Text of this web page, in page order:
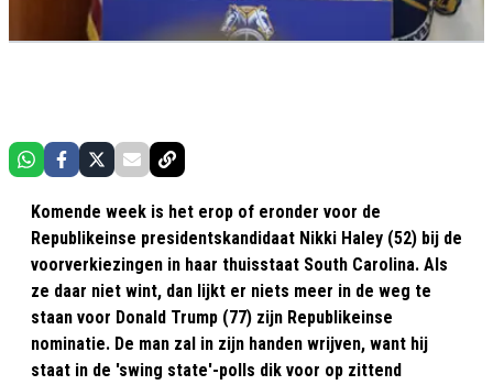
Komende week is het erop of eronder voor de
Republikeinse presidentskandidaat Nikki Haley (52) bij de
voorverkiezingen in haar thuisstaat South Carolina. Als
ze daar niet wint, dan lijkt er niets meer in de weg te
staan voor Donald Trump (77) zijn Republikeinse
nominatie. De man zal in zijn handen wrijven, want hij
staat in de 'swing state'-polls dik voor op zittend